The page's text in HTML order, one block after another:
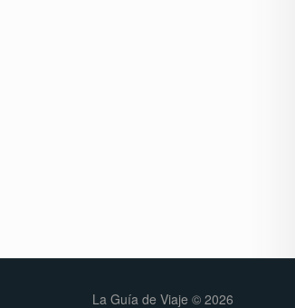
La Guía de Viaje © 2026